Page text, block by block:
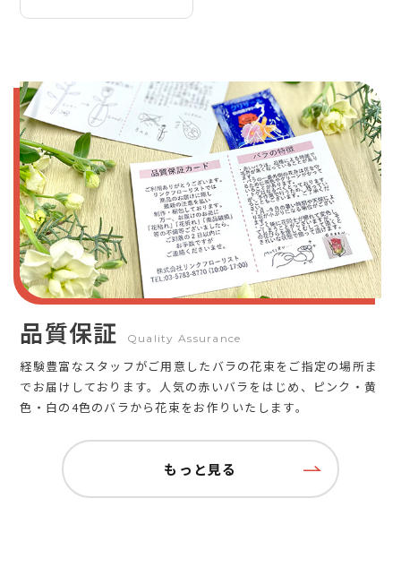
品質保証 Quality Assurance
経験豊富なスタッフがご用意したバラの花束をご指定の場所ま
でお届けしております。人気の赤いバラをはじめ、ピンク・黄
色・白の4色のバラから花束をお作りいたします。
もっと見る